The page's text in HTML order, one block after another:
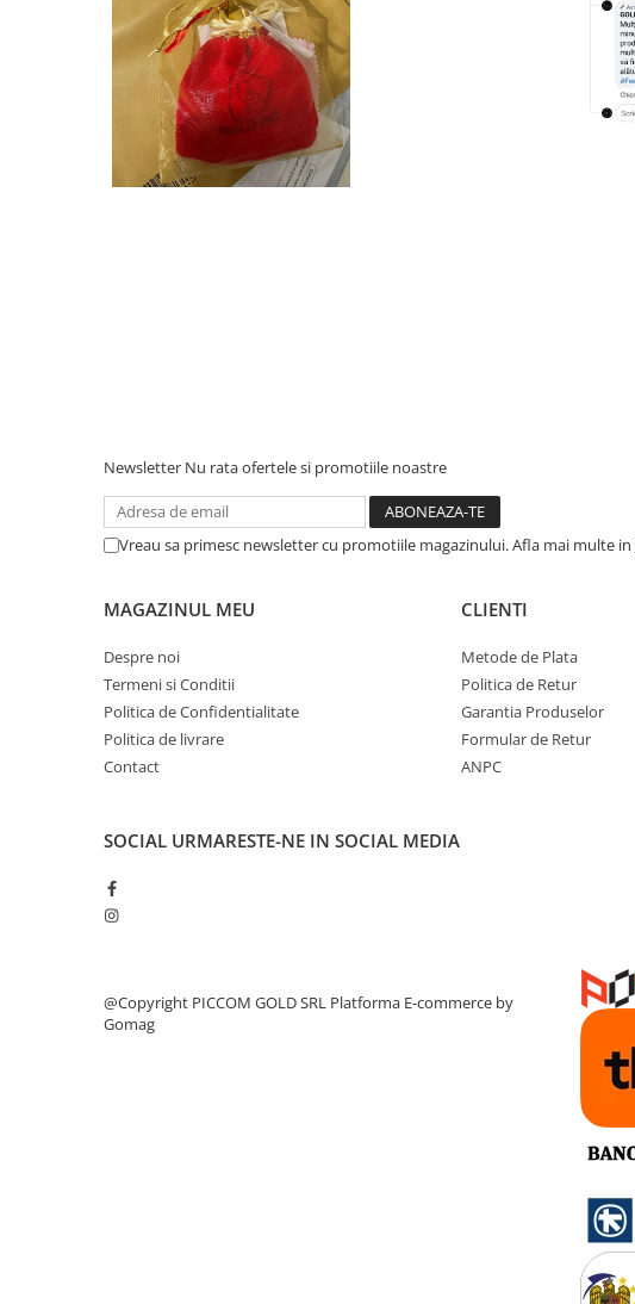
Newsletter Nu rata ofertele si promotiile noastre
Vreau sa primesc newsletter cu promotiile magazinului. Afla mai multe in
MAGAZINUL MEU
Despre noi
Termeni si Conditii
Politica de Confidentialitate
Politica de livrare
Contact
CLIENTI
Metode de Plata
Politica de Retur
Garantia Produselor
Formular de Retur
ANPC
SOCIAL URMARESTE-NE IN SOCIAL MEDIA
@Copyright PICCOM GOLD SRL Platforma E-commerce by
Gomag